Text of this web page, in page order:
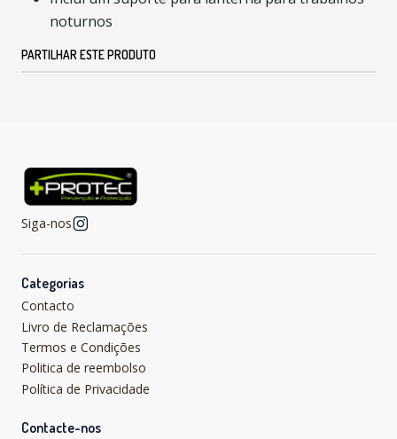
noturnos
PARTILHAR ESTE PRODUTO
Siga-nos
Categorias
Contacto
Livro de Reclamações
Termos e Condições
Politica de reembolso
Política de Privacidade
Contacte-nos